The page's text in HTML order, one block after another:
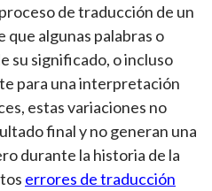
de traducción de un
algunas palabras o
su significado, o incluso
para una interpretación
estas variaciones no
final y no generan una
durante la historia de la
errores de traducción